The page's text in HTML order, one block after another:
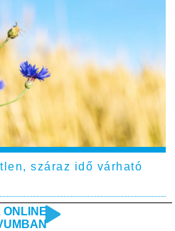
száraz idő várható